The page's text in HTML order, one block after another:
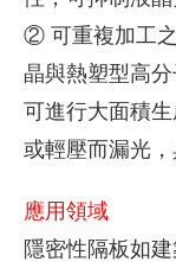
② 可重複加工
晶與熱塑型高
可進行大面積
或輕壓而漏光，
應用領域
隱密性隔板如